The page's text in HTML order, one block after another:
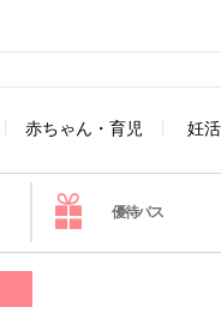
赤ちゃん・育児 妊活
優待パス